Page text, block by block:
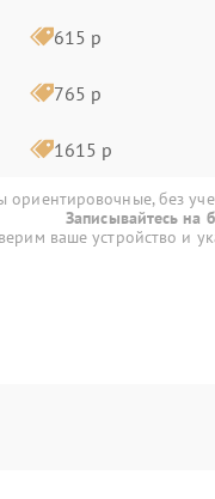
615 р
765 р
1615 р
ориентировочные, без
Записывайтесь на
ваше устройство и